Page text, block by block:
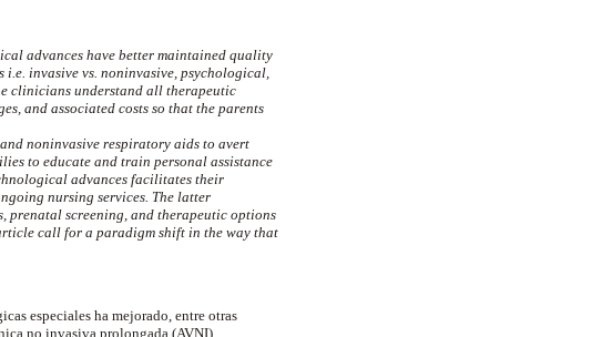
advances have better maintained quality
invasive vs. noninvasive, psychological,
clinicians understand all therapeutic
and associated costs so that the parents
noninvasive respiratory aids to avert
to educate and train personal assistance
advances facilitates their
nursing services. The latter
prenatal screening, and therapeutic options
call for a paradigm shift in the way that
especiales ha mejorado, entre otras
no invasiva prolongada (AVNI),